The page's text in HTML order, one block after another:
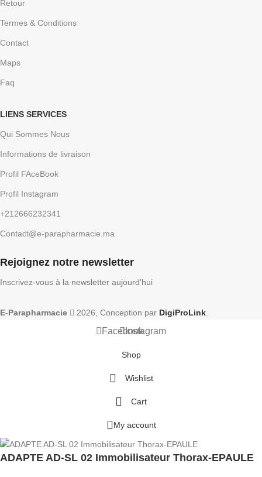
Retour
Termes & Conditions
Contact
Maps
Faq
LIENS SERVICES
Qui Sommes Nous
Informations de livraison
Profil FAceBook
Profil Instagram
+212666232341
Contact@e-parapharmacie.ma
Rejoignez notre newsletter
Inscrivez-vous à la newsletter aujourd'hui
E-Parapharmacie 2026, Conception par DigiProLink.
FacebookInstagram
Shop
Wishlist
Cart
My account
ADAPTE AD-SL 02 Immobilisateur Thorax-EPAULE